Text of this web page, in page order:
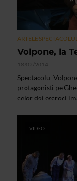
ARTELE
Volpone, la
18/02/2014
Spectacolul
protagonisti pe
celor doi escroci
VIDEO